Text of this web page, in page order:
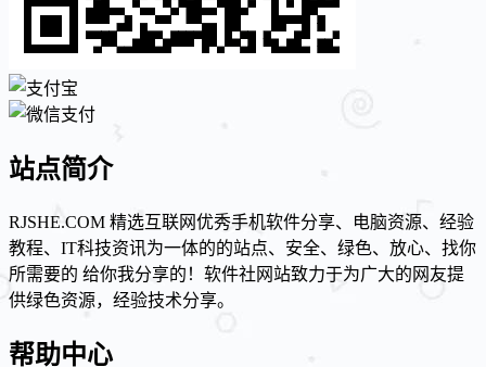
站点简介
RJSHE.COM 精选互联网优秀手机软件分享、电脑资源、经验
教程、IT科技资讯为一体的的站点、安全、绿色、放心、找你
所需要的 给你我分享的！软件社网站致力于为广大的网友提
供绿色资源，经验技术分享。
帮助中心